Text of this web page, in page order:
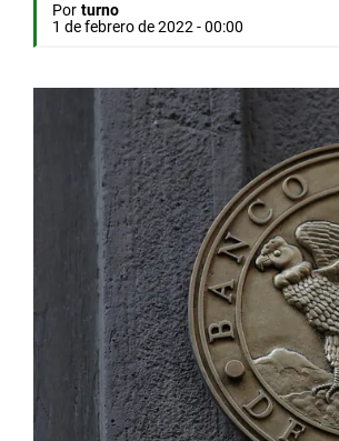
Por turno
1 de febrero de 2022 - 00:00